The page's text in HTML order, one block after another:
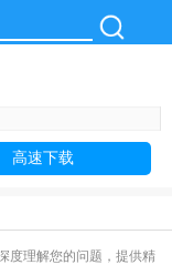
高速下载
度理解您的问题，提供精